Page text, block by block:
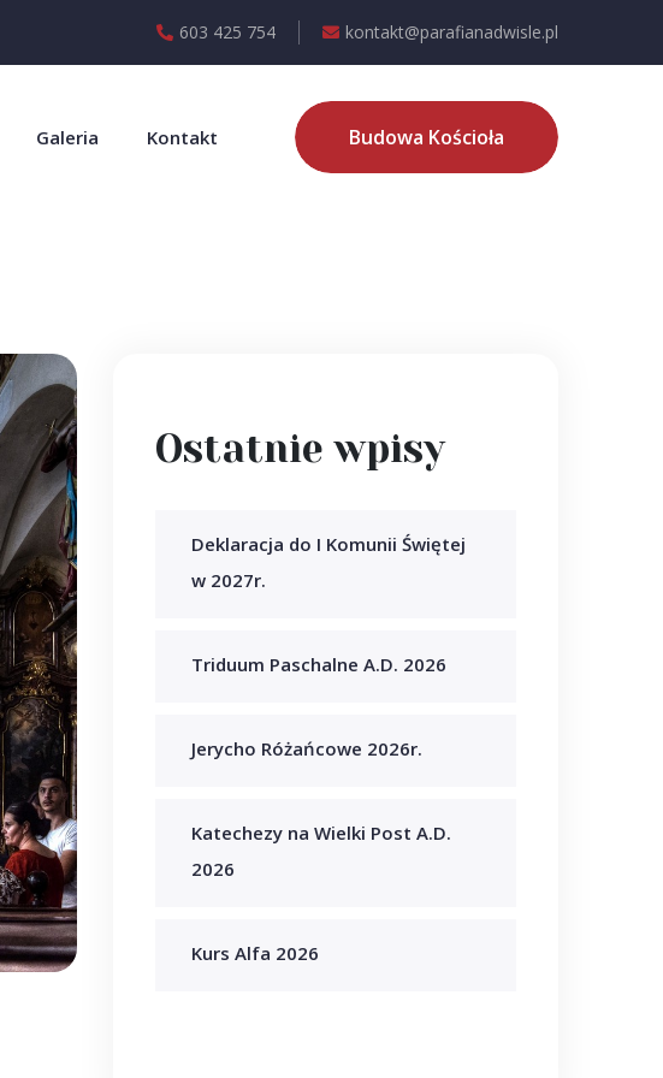
603 425 754 kontakt@parafianadwisle.pl
Galeria Kontakt Budowa Kościoła
Ostatnie wpisy
Deklaracja do I Komunii Świętej
w 2027r.
Triduum Paschalne A.D. 2026
Jerycho Różańcowe 2026r.
Katechezy na Wielki Post A.D.
2026
Kurs Alfa 2026